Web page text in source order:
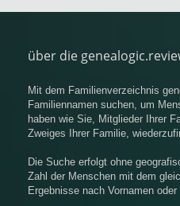
über die
Mit dem Familienverzeichnis
Familiennamen suchen, um
haben wie Sie, Mitglieder Ihrer
Zweiges Ihrer Familie,
Die Suche erfolgt ohne
Zahl der Menschen mit dem
Ergebnisse nach Vornamen